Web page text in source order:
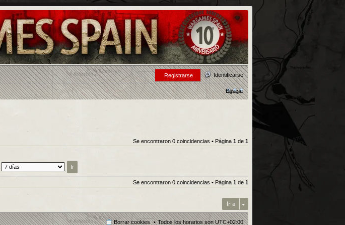
Identificarse
Registrarse
Buscar
Se encontraron 0 coincidencias • Página 1 de 1
Se encontraron 0 coincidencias • Página 1 de 1
Ir a
Todos los horarios sonUTC+02:00
Borrar cookies